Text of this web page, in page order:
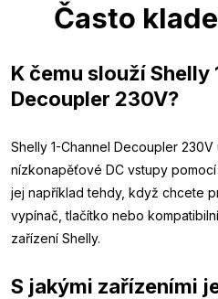
Často
K čemu slouží Shelly
Decoupler 230V?
Shelly 1-Channel Decoupler 230V
nízkonapěťové DC vstupy
jej například tehdy, když chcete
vypínač, tlačítko nebo
zařízení Shelly.
S jakými zařízeními